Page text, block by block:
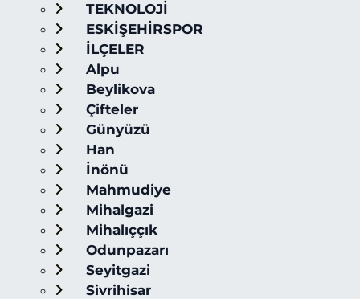
TEKNOLOJİ
ESKİŞEHİRSPOR
İLÇELER
Alpu
Beylikova
Çifteler
Günyüzü
Han
İnönü
Mahmudiye
Mihalgazi
Mihalıççık
Odunpazarı
Seyitgazi
Sivrihisar